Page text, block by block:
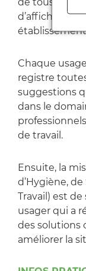
d’affichage),
Chaque
registre
suggestions
dans le
de travail.
Ensuite, la
d’Hygiène,
Travail) est
usager qui a
des solutions
améliorer la